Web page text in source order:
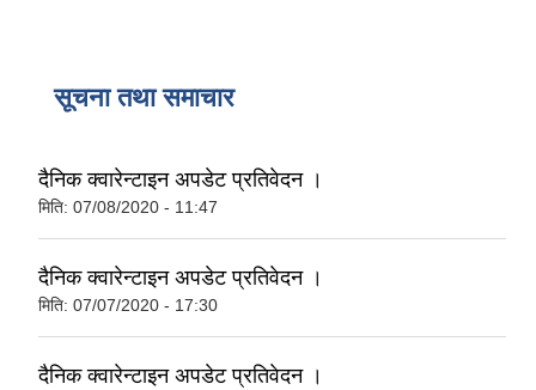
सूचना तथा समाचार
दैनिक क्वारेन्टाइन अपडेट प्रतिवेदन ।
मिति: 07/08/2020 - 11:47
दैनिक क्वारेन्टाइन अपडेट प्रतिवेदन ।
मिति: 07/07/2020 - 17:30
दैनिक क्वारेन्टाइन अपडेट प्रतिवेदन ।